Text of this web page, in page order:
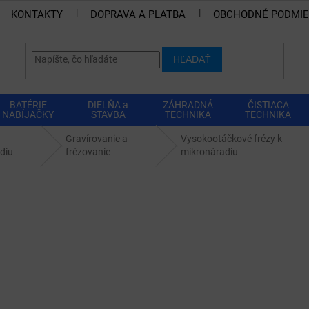
KONTAKTY DOPRAVA A PLATBA OBCHODNÉ
HĽADAŤ
BATÉRIE
NABÍJAČKY
DIELŇA a
STAVBA
ZÁHRADNÁ
TECHNIKA
ČISTIACA
TECHNIKA
Gravírovanie a
frézovanie
Vysokootáčkové frézy k
mikronáradiu